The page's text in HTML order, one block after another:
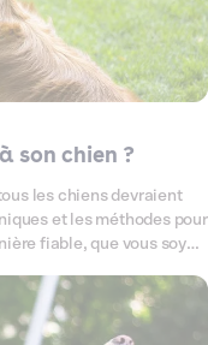
son chien ?
les chiens devraient
et les méthodes pour
fiable, que vous soyez